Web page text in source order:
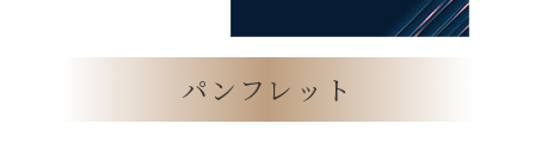
パンフレット